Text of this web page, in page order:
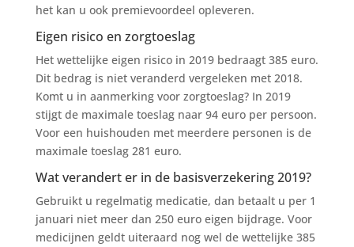
het kan u ook premievoordeel opleveren.
Eigen risico en zorgtoeslag
Het wettelijke eigen risico in 2019 bedraagt 385 euro.
Dit bedrag is niet veranderd vergeleken met 2018.
Komt u in aanmerking voor zorgtoeslag? In 2019
stijgt de maximale toeslag naar 94 euro per persoon.
Voor een huishouden met meerdere personen is de
maximale toeslag 281 euro.
Wat verandert er in de basisverzekering 2019?
Gebruikt u regelmatig medicatie, dan betaalt u per 1
januari niet meer dan 250 euro eigen bijdrage. Voor
medicijnen geldt uiteraard nog wel de wettelijke 385